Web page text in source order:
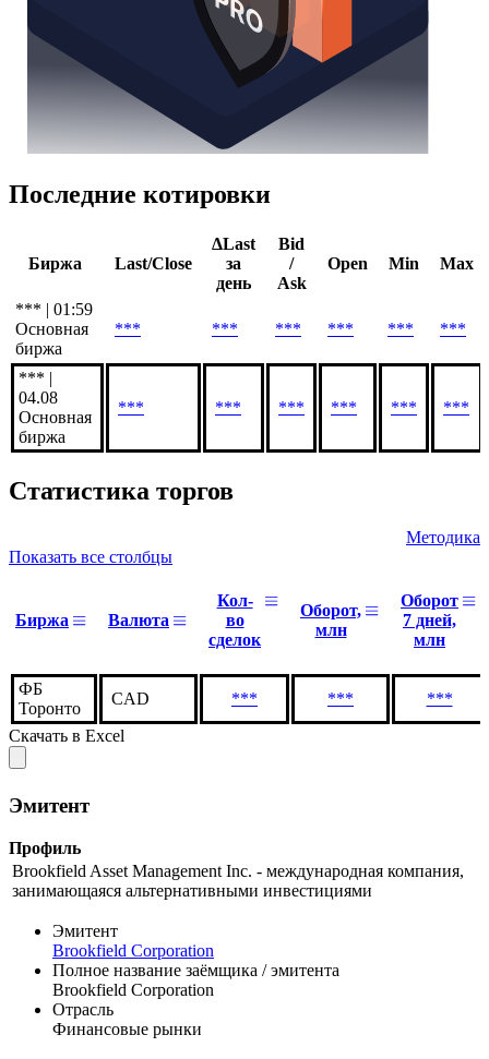
Последние котировки
Биржа Last/Close
ΔLast
за
день
Bid
/
Ask
Open Min Max
*** | 01:59
Основная
биржа
*** *** *** *** *** ***
*** |
04.08
Основная
биржа
*** *** *** *** *** ***
Статистика торгов
Методика
Показать все столбцы
Биржа Валюта
Кол-
во
сделок
Оборот,
млн
Оборот
7 дней,
млн
ФБ
Торонто
CAD *** ***
***
Скачать в Excel
Эмитент
Профиль
Brookfield Asset Management Inc. - международная компания,
занимающаяся альтернативными инвестициями
Эмитент
Brookfield Corporation
Полное название заёмщика / эмитента
Brookfield Corporation
Отрасль
Финансовые рынки